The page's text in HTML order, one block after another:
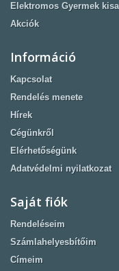
Elektromos Gyermek
Akciók
Információ
Kapcsolat
Rendelés menete
Hírek
Cégünkről
Elérhetőségünk
Adatvédelmi nyilatkozat
Saját fiók
Rendeléseim
Számlahelyesbítőim
Címeim